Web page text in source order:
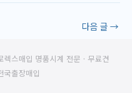
다음 글→
스매입 명품시계 전문 · 무료견
국출장매입